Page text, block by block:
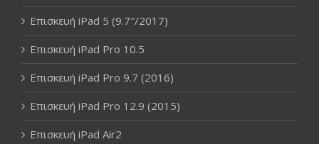
Επισκευή iPad 5 (9.7″/2017)
Επισκευή iPad Pro 10.5
Επισκευή iPad Pro 9.7 (2016)
Επισκευή iPad Pro 12.9 (2015)
Επισκευή iPad Air2